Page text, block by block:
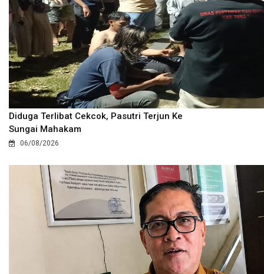
Diduga Terlibat Cekcok, Pasutri Terjun Ke
Sungai Mahakam
06/08/2026